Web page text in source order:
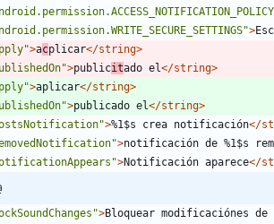
>
>acplicar</string>
>publicitado el</string>
>aplicar</string>
>publicado el</string>
>%1$s crea notificación</
>notificación de %1$s
>Notificación aparece</
>Bloquear modificaciónes de